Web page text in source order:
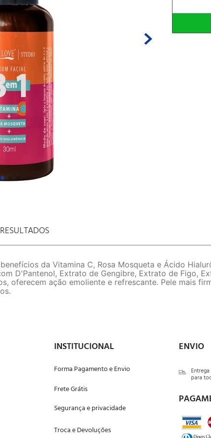
da Vitamina C, Rosa Mosqueta e Ácido
D'Pantenol, Extrato de Gengibre, Extrato de Figo,
oferecem ação emoliente e refrescante. Pele mais
INSTITUCIONAL
Forma Pagamento e Envio
Frete Grátis
Segurança e privacidade
Troca e Devoluções
ENVIO
para